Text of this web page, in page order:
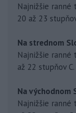
Najnižšie ranné
20 až 23
Na strednom
Najnižšie ranné
až 22 stupňov C.
Na východnom
Najnižšie ranné